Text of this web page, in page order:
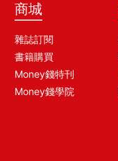
商城
雜誌訂閱
書籍購買
Money錢特刊
Money錢學院